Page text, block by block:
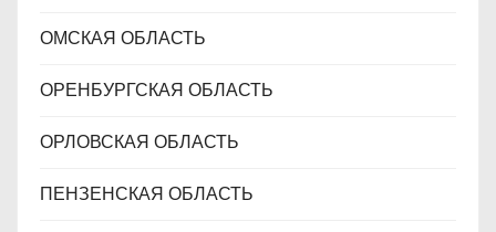
ОМСКАЯ ОБЛАСТЬ
ОРЕНБУРГСКАЯ ОБЛАСТЬ
ОРЛОВСКАЯ ОБЛАСТЬ
ПЕНЗЕНСКАЯ ОБЛАСТЬ